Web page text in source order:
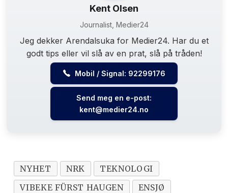
Kent Olsen
Journalist, Medier24
Jeg dekker Arendalsuka for Medier24. Har du et
godt tips eller vil slå av en prat, slå på tråden!
Mobil / Signal: 92299176
Send meg en e-post:
kent@medier24.no
NYHET NRK
TEKNOLOGI
VIBEKE FÜRST HAUGEN
ENSJØ